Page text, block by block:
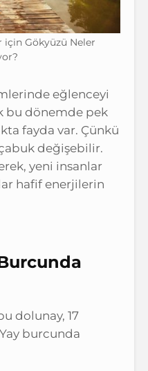
için Gökyüzü Neler
eğlenceyi
bu dönemde pek
fayda var. Çünkü
değişebilir.
yeni insanlar
hafif enerjilerin
dolunay, 17
Yay burcunda